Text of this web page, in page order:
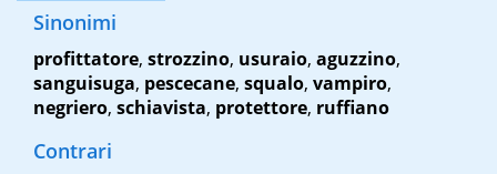
Sinonimi
profittatore, strozzino, usuraio, aguzzino,
sanguisuga, pescecane, squalo, vampiro,
negriero, schiavista, protettore, ruffiano
Contrari